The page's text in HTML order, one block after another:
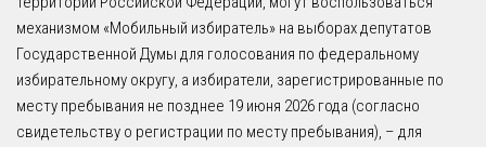
механизмом «Мобильный избиратель» на выборах депутатов
Государственной Думы для голосования по федеральному
избирательному округу, а избиратели, зарегистрированные по
месту пребывания не позднее 19 июня 2026 года (согласно
свидетельству о регистрации по месту пребывания), – для